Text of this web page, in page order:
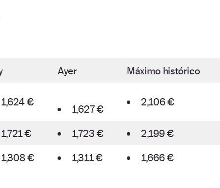
Ayer Máximo histórico
1,624 €
1,627 €
2,106 €
1,721 € 1,723 €
2,199 €
1,308 € 1,311 € 1,666 €